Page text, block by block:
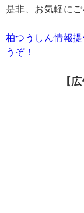
是非、お気軽にご
柏つうしん情報
うぞ！
【